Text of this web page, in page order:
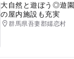
大自然と遊ぼう◎遊
の屋内施設も充実
群馬県吾妻郡嬬恋村